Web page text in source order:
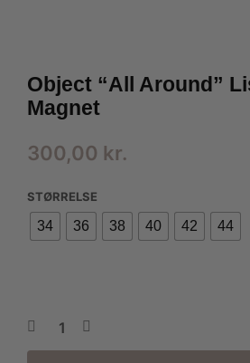
Object “All Around”
Magnet
300,00 kr.
STØRRELSE
34 36 38 40 42 44